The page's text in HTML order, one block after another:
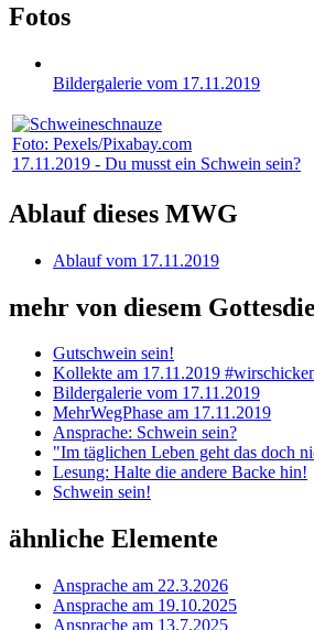
Fotos
Bildergalerie vom 17.11.2019
Foto: Pexels/Pixabay.com
17.11.2019 - Du musst ein Schwein sein?
Ablauf dieses MWG
Ablauf vom 17.11.2019
mehr von diesem
Gutschwein sein!
Kollekte am 17.11.2019
Bildergalerie vom 17.11.2019
MehrWegPhase am 17.11.2019
Ansprache: Schwein sein?
"Im täglichen Leben geht das doch
Lesung: Halte die andere Backe hin!
Schwein sein!
ähnliche Elemente
Ansprache am 22.3.2026
Ansprache am 19.10.2025
Ansprache am 13.7.2025